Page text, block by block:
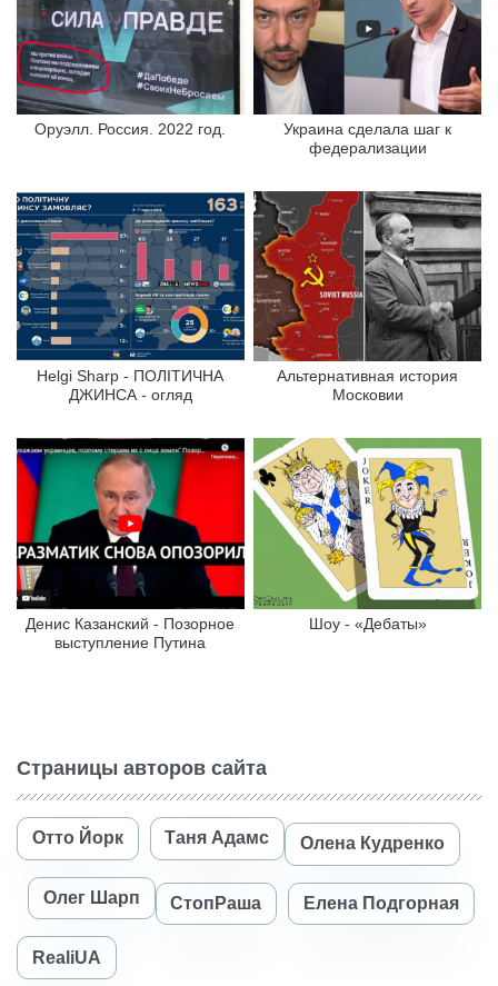
Оруэлл. Россия. 2022 год.
Украина сделала шаг к
федерализации
Helgi Sharp - ПОЛІТИЧНА
ДЖИНСА - огляд
Альтернативная история
Московии
Денис Казанский - Позорное
выступление Путина
Шоу - «Дебаты»
Страницы авторов сайта
Отто Йорк Таня Адамс Олена Кудренко
Олег Шарп СтопРаша Елена Подгорная
RealiUA